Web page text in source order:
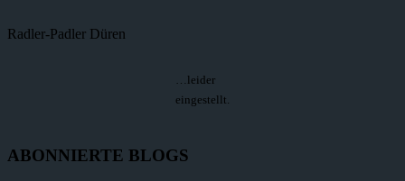
Radler-Padler Düren
…leider
eingestellt.
ABONNIERTE BLOGS